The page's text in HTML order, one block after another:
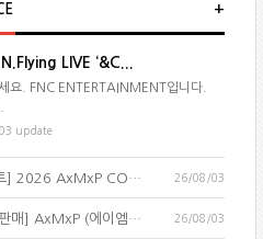
LIVE ‘&C...
요. FNC ENTERTAINMENT입니다.
update
[콘서트] 2026 AxMxP CONCERT 26/08/03
[예약 판매] AxMxP (에이엠피) 2nd 26/08/03
+